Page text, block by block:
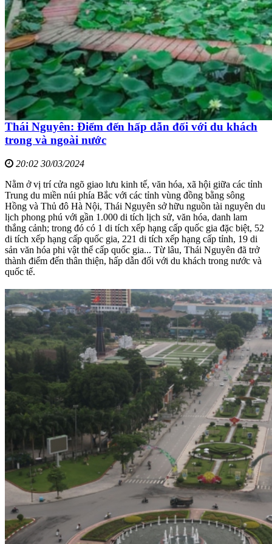
Thái Nguyên: Điểm đến hấp dẫn đối với du khách
trong và ngoài nước
20:02 30/03/2024
Nằm ở vị trí cửa ngõ giao lưu kinh tế, văn hóa, xã hội giữa các tỉnh
Trung du miền núi phía Bắc với các tỉnh vùng đồng bằng sông
Hồng và Thủ đô Hà Nội, Thái Nguyên sở hữu nguồn tài nguyên du
lịch phong phú với gần 1.000 di tích lịch sử, văn hóa, danh lam
thắng cảnh; trong đó có 1 di tích xếp hạng cấp quốc gia đặc biệt, 52
di tích xếp hạng cấp quốc gia, 221 di tích xếp hạng cấp tỉnh, 19 di
sản văn hóa phi vật thể cấp quốc gia... Từ lâu, Thái Nguyên đã trở
thành điểm đến thân thiện, hấp dẫn đối với du khách trong nước và
quốc tế.